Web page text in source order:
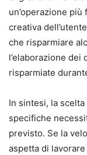
un’operazione
creativa
che risparmiare
l’elaborazione
risparmiate
In sintesi, la
specifiche
previsto. Se la
aspetta di